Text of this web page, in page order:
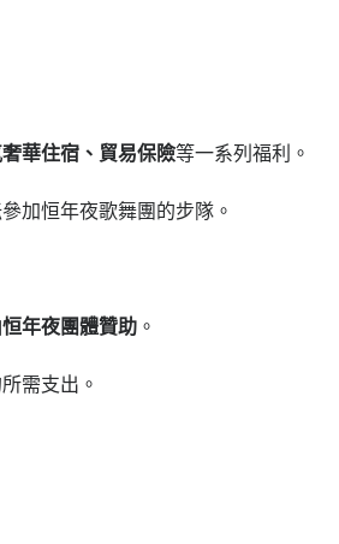
華住宿、貿易保險等一系列福利。
加恒年夜歌舞團的步隊。
年夜團體贊助 。
需支出。